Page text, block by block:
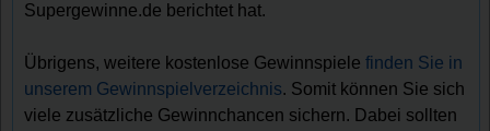
Supergewinne.de berichtet hat.
Übrigens, weitere kostenlose Gewinnspielefinden Sie in
unserem Gewinnspielverzeichnis. Somit können Sie sich
viele zusätzliche Gewinnchancen sichern. Dabei sollten